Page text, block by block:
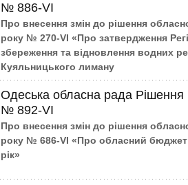
№ 886-VI
Про внесення змін до рішення
року № 270-VI «Про затвердження
збереження та відновлення водних
Куяльницького лиману
Одеська обласна рада Рішення
№ 892-VI
Про внесення змін до рішення
року № 686-VІ «Про обласний бюджет
рік»